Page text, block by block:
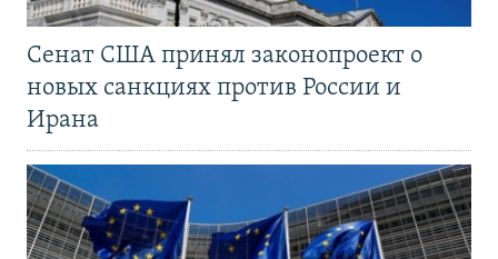
Сенат США принял законопроект о
новых санкциях против России и
Ирана